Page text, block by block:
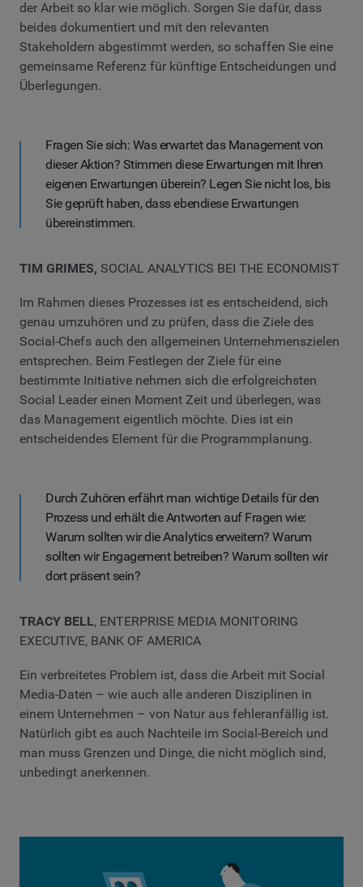
der Arbeit so klar wie möglich. Sorgen Sie dafür, dass
beides dokumentiert und mit den relevanten
Stakeholdern abgestimmt werden, so schaffen Sie eine
gemeinsame Referenz für künftige Entscheidungen und
Überlegungen.
Fragen Sie sich: Was erwartet das Management von
dieser Aktion? Stimmen diese Erwartungen mit Ihren
eigenen Erwartungen überein? Legen Sie nicht los, bis
Sie geprüft haben, dass ebendiese Erwartungen
übereinstimmen.
TIM GRIMES, SOCIAL ANALYTICS BEI THE ECONOMIST
Im Rahmen dieses Prozesses ist es entscheidend, sich
genau umzuhören und zu prüfen, dass die Ziele des
Social-Chefs auch den allgemeinen Unternehmenszielen
entsprechen. Beim Festlegen der Ziele für eine
bestimmte Initiative nehmen sich die erfolgreichsten
Social Leader einen Moment Zeit und überlegen, was
das Management eigentlich möchte. Dies ist ein
entscheidendes Element für die Programmplanung.
Durch Zuhören erfährt man wichtige Details für den
Prozess und erhält die Antworten auf Fragen wie:
Warum sollten wir die Analytics erweitern? Warum
sollten wir Engagement betreiben? Warum sollten wir
dort präsent sein?
TRACY BELL, ENTERPRISE MEDIA MONITORING
EXECUTIVE, BANK OF AMERICA
Ein verbreitetes Problem ist, dass die Arbeit mit Social
Media-Daten – wie auch alle anderen Disziplinen in
einem Unternehmen – von Natur aus fehleranfällig ist.
Natürlich gibt es auch Nachteile im Social-Bereich und
man muss Grenzen und Dinge, die nicht möglich sind,
unbedingt anerkennen.